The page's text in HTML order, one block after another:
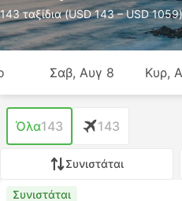
143 ταξίδια (USD 143 – USD 1059)
Σαβ, Αυγ 8 Κυρ,
Όλα143 143
Συνιστάται
Συνιστάται